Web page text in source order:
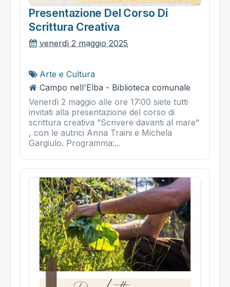
Presentazione Del Corso Di
Scrittura Creativa
venerdì 2 maggio 2025
Arte e Cultura
Campo nell'Elba - Biblioteca comunale
Venerdì 2 maggio alle ore 17:00 siete tutti
invitati alla presentazione del corso di
scrittura creativa “Scrivere davanti al mare”
, con le autrici Anna Traini e Michela
Gargiulo. Programma:...